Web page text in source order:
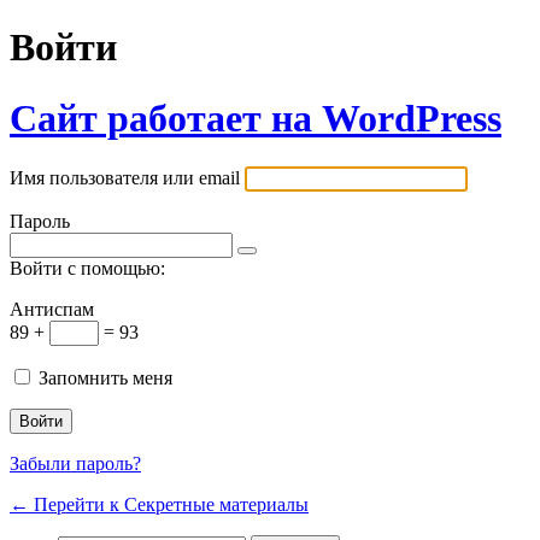
Войти
Сайт работает на WordPress
Имя пользователя или email
Пароль
Войти с помощью:
Антиспам
89 +
= 93
Запомнить меня
Забыли пароль?
← Перейти к Секретные материалы